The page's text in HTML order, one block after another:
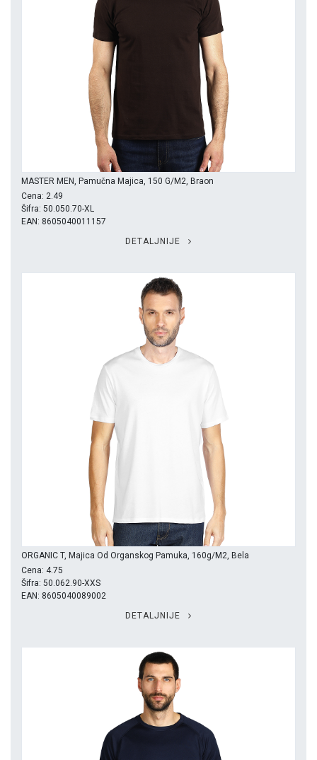
MASTER MEN, Pamučna Majica, 150 G/m2, Braon
Cena: 2.49
Šifra: 50.050.70-XL
EAN: 8605040011157
DETALJNIJE
ORGANIC T, Majica Od Organskog Pamuka, 160g/m2, Bela
Cena: 4.75
Šifra: 50.062.90-XXS
EAN: 8605040089002
DETALJNIJE